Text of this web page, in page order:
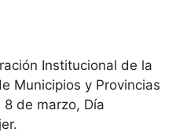
Institucional de la
Municipios y Provincias
8 de marzo, Día